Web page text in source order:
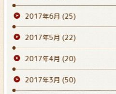
2017年6月 (25)
2017年5月 (22)
2017年4月 (20)
2017年3月 (50)